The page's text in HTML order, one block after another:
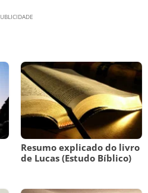
Resumo explicado do livro
de Lucas (Estudo Bíblico)